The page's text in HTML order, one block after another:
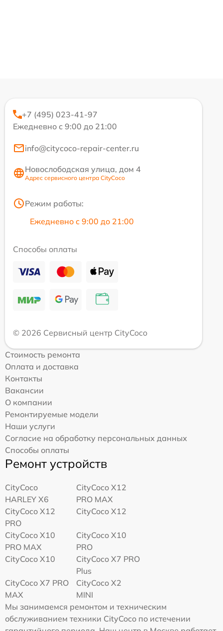
+7 (495) 023-41-97
Ежедневно с 9:00 до 21:00
info@citycoco-repair-center.ru
Новослободская улица, дом 4
Адрес сервисного центра CityCoco
Режим работы:
Ежедневно с 9:00 до 21:00
Способы оплаты
© 2026 Сервисный центр CityCoco
Стоимость ремонта
Оплата и доставка
Контакты
Вакансии
О компании
Ремонтируемые модели
Наши услуги
Согласие на обработку персональных данных
Способы оплаты
Ремонт устройств
CityCoco
HARLEY X6
CityCoco X12
PRO MAX
CityCoco X12
PRO
CityCoco X12
CityCoco X10
PRO MAX
CityCoco X10
PRO
CityCoco X10
CityCoco X7 PRO
Plus
CityCoco X7 PRO
MAX
CityCoco X2
MINI
Мы занимаемся ремонтом и техническим
обслуживанием техники CityCoco по истечении